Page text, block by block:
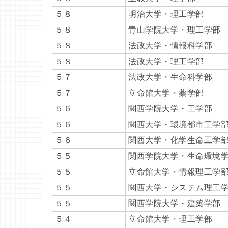
５８
明治大学・理工学部
５８
青山学院大学・理工学部
５８
法政大学・情報科学部
５８
法政大学・理工学部
５７
法政大学・生命科学部
５７
立命館大学・薬学部
５６
関西学院大学・工学部
５６
関西大学・環境都市工学部
５６
関西大学・化学生命工学部
５５
関西学院大学・生命環境
５５
立命館大学・情報理工学部
５５
関西大学・システム理工
５５
関西学院大学・建築学部
５４
立命館大学・理工学部